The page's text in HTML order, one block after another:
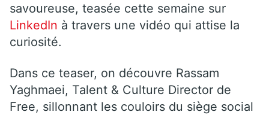
savoureuse, teasée cette semaine sur
LinkedIn à travers une vidéo qui attise la
curiosité.
Dans ce teaser, on découvre Rassam
Yaghmaei, Talent & Culture Director de
Free, sillonnant les couloirs du siège social